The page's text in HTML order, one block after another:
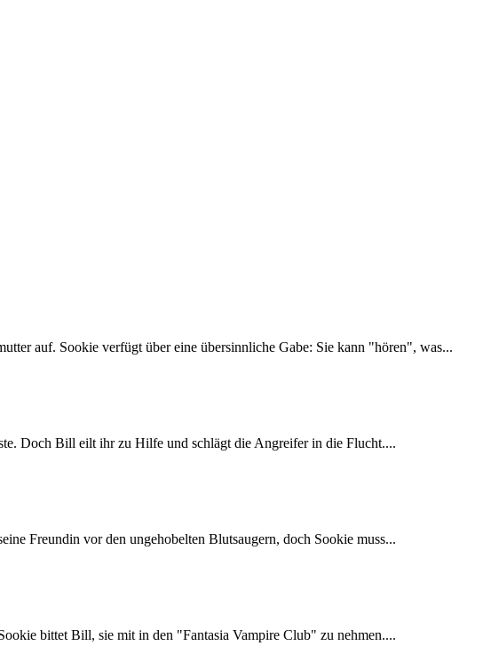
auf. Sookie verfügt über eine übersinnliche Gabe: Sie kann "hören", was...
Doch Bill eilt ihr zu Hilfe und schlägt die Angreifer in die Flucht....
Freundin vor den ungehobelten Blutsaugern, doch Sookie muss...
bittet Bill, sie mit in den "Fantasia Vampire Club" zu nehmen....